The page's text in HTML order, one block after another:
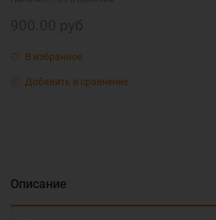
В избранное
Добавить в сравнение
Описание